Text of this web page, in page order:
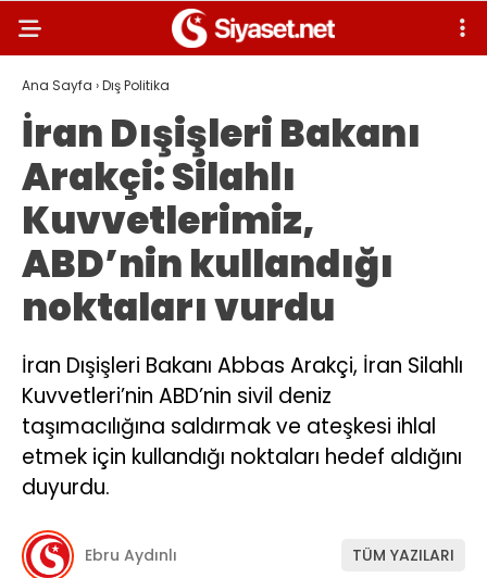
Ana Sayfa ›Dış Politika
İran Dışişleri Bakanı
Arakçi: Silahlı
Kuvvetlerimiz,
ABD’nin kullandığı
noktaları vurdu
İran Dışişleri Bakanı Abbas Arakçi, İran Silahlı
Kuvvetleri’nin ABD’nin sivil deniz
taşımacılığına saldırmak ve ateşkesi ihlal
etmek için kullandığı noktaları hedef aldığını
duyurdu.
Ebru Aydınlı TÜM YAZILARI